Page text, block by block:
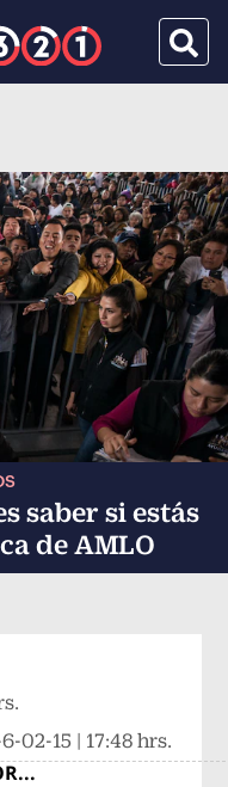
saber si estás
de AMLO
EmailFacebook
mediante Twitter
actual mediante
02-15 | 17:48 hrs.